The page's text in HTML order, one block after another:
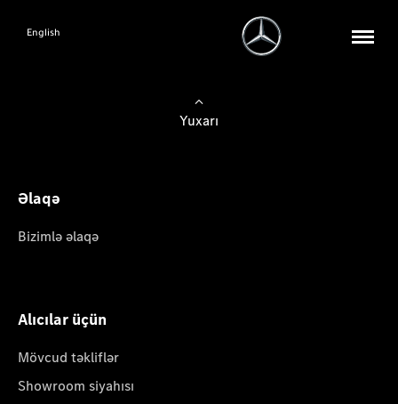
English
Yuxarı
Əlaqə
Bizimlə əlaqə
Alıcılar üçün
Mövcud təkliflər
Showroom siyahısı